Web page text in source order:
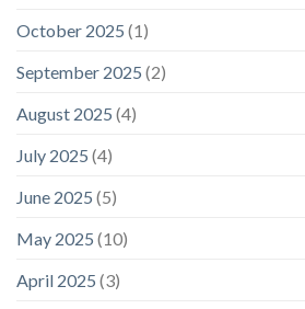
October 2025 (1)
September 2025 (2)
August 2025 (4)
July 2025 (4)
June 2025 (5)
May 2025 (10)
April 2025 (3)